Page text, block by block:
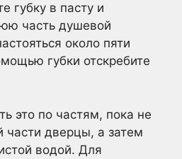
губку в пасту и
часть душевой
около пяти
губки отскребите
это по частям, пока не
части дверцы, а затем
водой. Для